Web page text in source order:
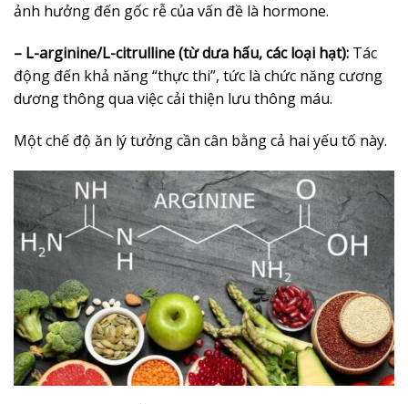
ảnh hưởng đến gốc rễ của vấn đề là hormone.
– L-arginine/L-citrulline (từ dưa hấu, các loại hạt): Tác
động đến khả năng “thực thi”, tức là chức năng cương
dương thông qua việc cải thiện lưu thông máu.
Một chế độ ăn lý tưởng cần cân bằng cả hai yếu tố này.